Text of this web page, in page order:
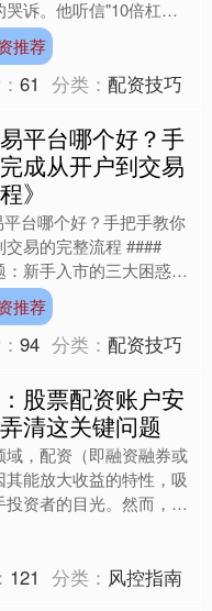
诉。他听信"10倍杠杆
传，将5万元本金全部投
推荐
61 分类：配资技巧
易平台哪个好？手
成从开户到交易
》
台哪个好？手把手教你
交易的完整流程 ####
：新手入市的三大困惑
投资的新手而言，选择
开....
推荐
94 分类：配资技巧
股票配资账户安
清这关键问题
域，配资（即融资融券或
其能放大收益的特性，吸
投资者的目光。然而，配
双刃剑，既能加速财富
速吞噬本金....
121 分类： 风控指南